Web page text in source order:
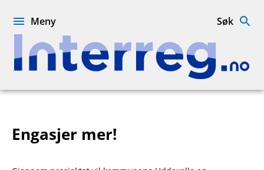
Interreg.no
Meny Søk
Engasjer mer!